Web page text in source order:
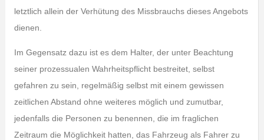
letztlich allein der Verhütung des Missbrauchs dieses Angebots
dienen.
Im Gegensatz dazu ist es dem Halter, der unter Beachtung
seiner prozessualen Wahrheitspflicht bestreitet, selbst
gefahren zu sein, regelmäßig selbst mit einem gewissen
zeitlichen Abstand ohne weiteres möglich und zumutbar,
jedenfalls die Personen zu benennen, die im fraglichen
Zeitraum die Möglichkeit hatten, das Fahrzeug als Fahrer zu